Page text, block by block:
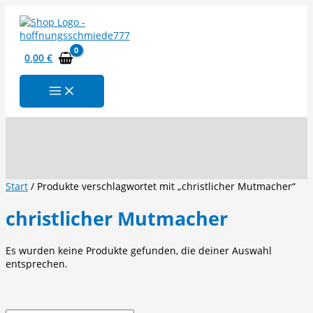
Inhalt
springen
0,00€
Start / Produkte verschlagwortet mit „christlicher Mutmacher“
christlicher Mutmacher
Es wurden keine Produkte gefunden, die deiner Auswahl
entsprechen.